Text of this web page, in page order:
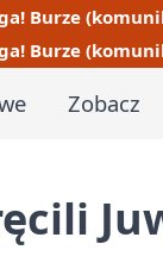
Burze
Burze
Zobacz